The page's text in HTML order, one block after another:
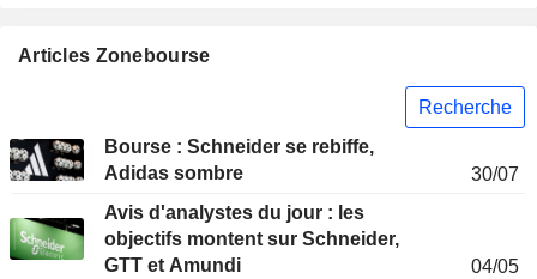
Articles Zonebourse
Recherche
Bourse : Schneider se rebiffe,
Adidas sombre
30/07
Avis d'analystes du jour : les
objectifs montent sur Schneider,
GTT et Amundi
04/05